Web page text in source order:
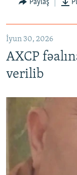
Paylaş
İyun 30, 2026
AXCP
verilib